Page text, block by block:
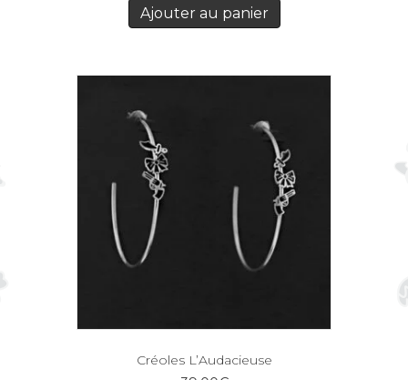
Ajouter au panier
Créoles L’Audacieuse